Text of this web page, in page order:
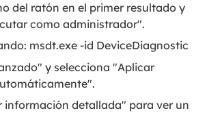
del ratón en el primer resultado y
como administrador".
msdt.exe -id DeviceDiagnostic
y selecciona "Aplicar
información detallada" para ver un